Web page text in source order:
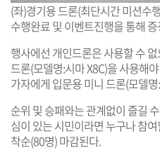
(좌)경기용 드론(최단시간 미션수
수행완료 및 이벤트진행을 통해
행사에선 개인드론은 사용할 수
드론(모델명:시마 X8C)을 사용해
가자에게 입문용 미니 드론(모델
순위 및 승패와는 관계없이 즐길
심이 있는 시민이라면 누구나 참
착순(80명) 마감된다.